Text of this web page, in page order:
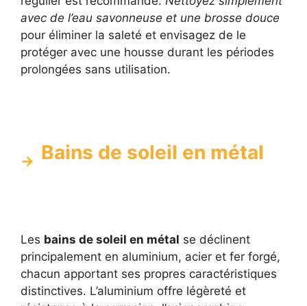
avec de l’eau savonneuse et une brosse douce
pour éliminer la saleté et envisagez de le
protéger avec une housse durant les périodes
prolongées sans utilisation.
Bains de soleil en métal
Les bains de soleil en métal se déclinent
principalement en aluminium, acier et fer forgé,
chacun apportant ses propres caractéristiques
distinctives. L’aluminium offre légèreté et